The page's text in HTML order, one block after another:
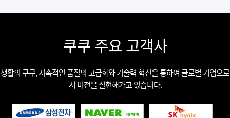
쿠쿠 주요 고객사
생활의 쿠쿠, 지속적인 품질의 고급화와 기술력 혁신을 통하여 글로벌 기업으로
서 비전을 실현해가고 있습니다.